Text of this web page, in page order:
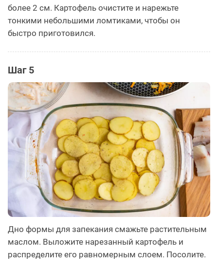
более 2 см. Картофель очистите и нарежьте
тонкими небольшими ломтиками, чтобы он
быстро приготовился.
Шаг 5
Дно формы для запекания смажьте растительным
маслом. Выложите нарезанный картофель и
распределите его равномерным слоем. Посолите.